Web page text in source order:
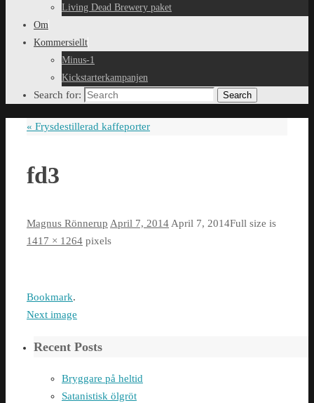
Living Dead Brewery paket
Om
Kommersiellt
Minus-1
Kickstarterkampanjen
Search for: Search
« Frysdestillerad kaffeporter
fd3
Magnus Rönnerup April 7, 2014April 7, 2014Full size is
1417 × 1264 pixels
Bookmark.
Next image
Recent Posts
Bryggare på heltid
Satanistisk ölgröt